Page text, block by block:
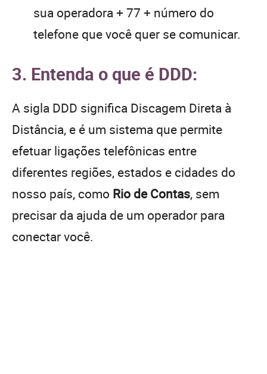
sua operadora + 77 + número do
telefone que você quer se comunicar.
3. Entenda o que é DDD:
A sigla DDD significa Discagem Direta à
Distância, e é um sistema que permite
efetuar ligações telefônicas entre
diferentes regiões, estados e cidades do
nosso país, como Rio de Contas, sem
precisar da ajuda de um operador para
conectar você.